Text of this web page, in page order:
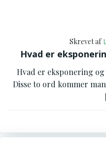
Skrevet af
Hvad er
Hvad er eksponering
Disse to ord kommer